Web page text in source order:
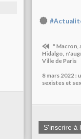
" Macron,
Hidalgo,
Ville de Paris
8 mars 2022 :
sexistes et
S'inscrire à